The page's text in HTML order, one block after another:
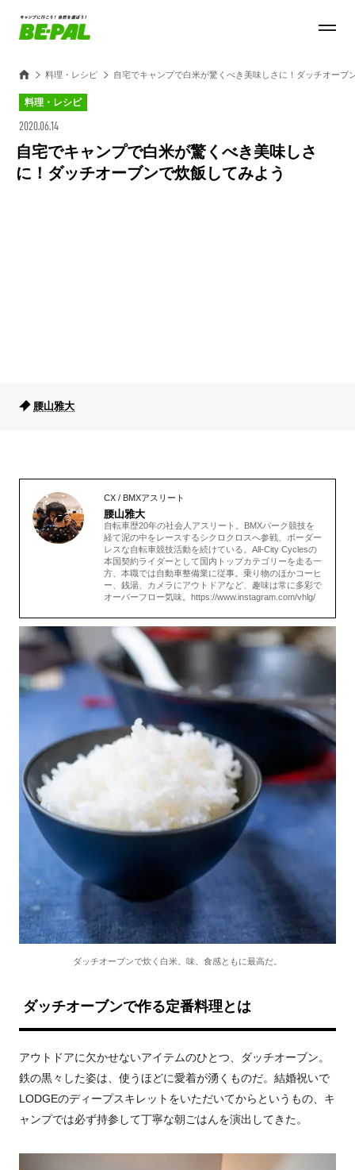
料理・レシピ 自宅でキャンプで白米が驚くべき美味しさに！ダッチオーブ
料理・レシピ
2020.06.14
自宅でキャンプで白米が驚くべき美味しさ
に！ダッチオーブンで炊飯してみよう
腰山雅大
CX / BMXアスリート
腰山雅大
自転車歴20年の社会人アスリート。BMXパーク競技を
経て泥の中をレースするシクロクロスへ参戦、ボーダー
レスな自転車競技活動を続けている。All-City Cyclesの
本国契約ライダーとして国内トップカテゴリーを走る一
方、本職では自動車整備業に従事。乗り物のほかコーヒ
ー、銭湯、カメラにアウトドアなど、趣味は常に多彩で
オーバーフロー気味。https://www.instagram.com/vhlg/
ダッチオーブンで炊く白米。味、食感ともに最高だ。
ダッチオーブンで作る定番料理とは
アウトドアに欠かせないアイテムのひとつ、ダッチオーブン。
鉄の黒々した姿は、使うほどに愛着が湧くものだ。結婚祝いで
LODGEのディープスキレットをいただいてからというもの、キ
ャンプでは必ず持参して丁寧な朝ごはんを演出してきた。